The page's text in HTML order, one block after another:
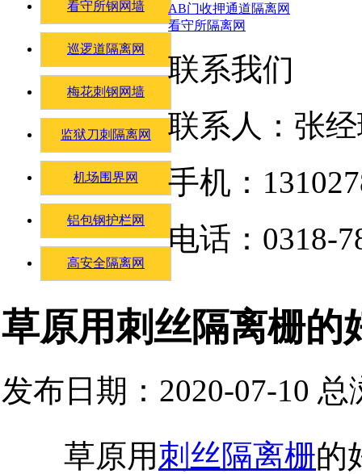
看守所钢网墙
巡逻道隔离网
梅花刺钢网墙
监狱刀刺隔离网
机场围界网
铝包钢护栏网
高安全隔离网
草原用刺丝隔离栅的
发布日期：2020-07-10 总
草原用刺丝隔离栅的
AB门收押通道隔离网
看守所隔离网
联系我们
联系人：张
手机：
电话：0318-